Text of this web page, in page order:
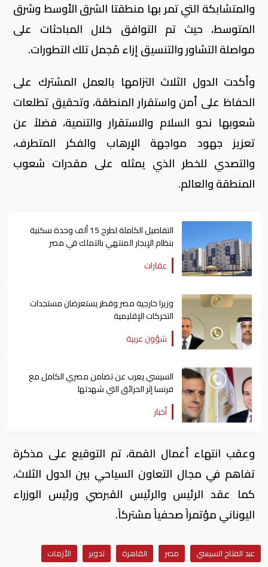
والمتشابكة التي تمر بها منطقتا الشرق الأوسط وشرق
المتوسط، حيث تم التوافق خلال المباحثات على
مواصلة التشاور والتنسيق إزاء مُجمل تلك التطورات.
وأكدت الدول الثلاث التزامها بالعمل المشترك على
الحفاظ على أمن واستقرار المنطقة، وتحقيق تطلعات
شعوبها نحو السلام والاستقرار والتنمية، فضلاً عن
تعزيز جهود مواجهة الإرهاب والفكر المتطرف،
والتصدي للخطر الذي يمثله على مقدرات شعوب
المنطقة والعالم.
التفاصيل الكاملة لطرح 15 ألف وحدة سكنية
بنظام الإيجار المنتهي بالتملك في مصر
عقارات
وزيرا خارجية مصر وقطر يستعرضان مستجدات
التحركات الإقليمية
شؤون عربية
السيسي يعرب عن تضامن مصري الكامل مع
فرنسا إثر الحرائق التي شهدتها
أخبار
وعقب انتهاء أعمال القمة​، تم التوقيع على مذكرة
تفاهم في مجال التعاون السياحي بين الدول الثلاث،
كما ​عقد الرئيس والرئيس القبرصي ورئيس الوزراء
اليوناني مؤتمراً صحفياً مشتركاً.
عبد الفتاح السيسي مصر القاهرة تدوير الأزمات